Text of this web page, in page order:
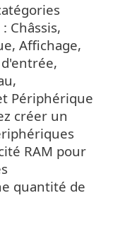
Châssis,
Affichage,
Périphérique
créer un
RAM pour
quantité de